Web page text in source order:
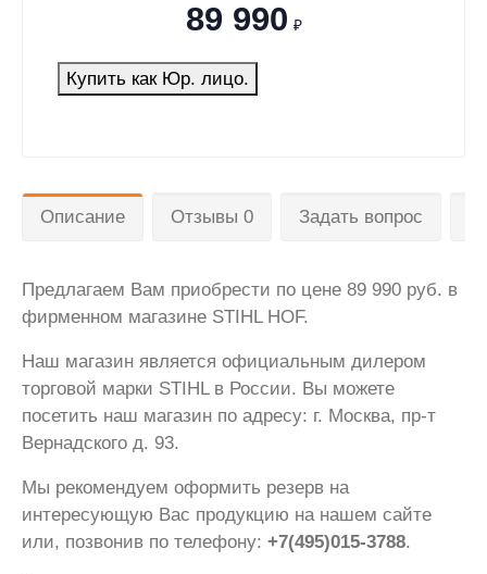
89 990 ₽
Купить как Юр. лицо.
Описание Отзывы 0 Задать вопрос
Предлагаем Вам приобрести по цене 89 990 руб. в
фирменном магазине STIHL HOF.
Наш магазин является официальным дилером
торговой марки STIHL в России. Вы можете
посетить наш магазин по адресу: г. Москва, пр-т
Вернадского д. 93.
Мы рекомендуем оформить резерв на
интересующую Вас продукцию на нашем сайте
или, позвонив по телефону: +7(495)015-3788.